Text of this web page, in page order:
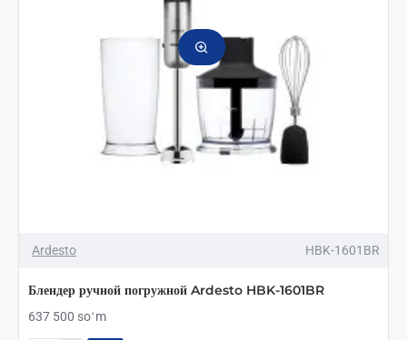
Ardesto HBK-1601BR
Блендер ручной погружной Ardesto HBK-1601BR
637 500 soʻm